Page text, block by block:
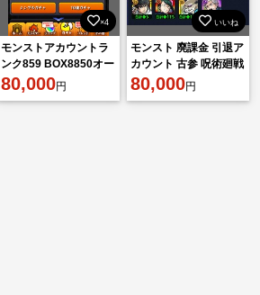
×4
モンストアカウントラ
ンク859 BOX8850オー
ブ1200
80,000円
いいね
モンスト 廃課金 引退ア
カウント 古参 呪術廻戦
コンプ
80,000円